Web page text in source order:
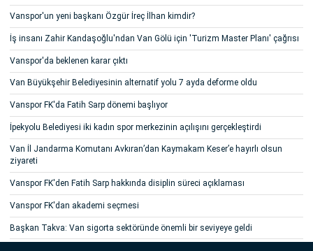
Vanspor'un yeni başkanı Özgür İreç İlhan kimdir?
İş insanı Zahir Kandaşoğlu'ndan Van Gölü için 'Turizm Master Planı' çağrısı
Vanspor'da beklenen karar çıktı
Van Büyükşehir Belediyesinin alternatif yolu 7 ayda deforme oldu
Vanspor FK'da Fatih Sarp dönemi başlıyor
İpekyolu Belediyesi iki kadın spor merkezinin açılışını gerçekleştirdi
Van İl Jandarma Komutanı Avkıran’dan Kaymakam Keser’e hayırlı olsun
ziyareti
Vanspor FK'den Fatih Sarp hakkında disiplin süreci açıklaması
Vanspor FK'dan akademi seçmesi
Başkan Takva: Van sigorta sektöründe önemli bir seviyeye geldi